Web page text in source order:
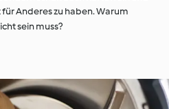
Anderes zu haben. Warum
sein muss?